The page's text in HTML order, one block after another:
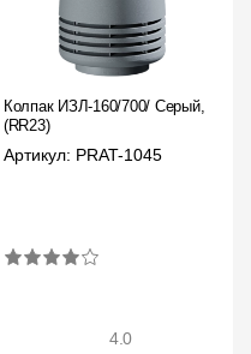
Колпак ИЗЛ-160/700/ Серый,
(RR23)
Артикул: PRAT-1045
4.0